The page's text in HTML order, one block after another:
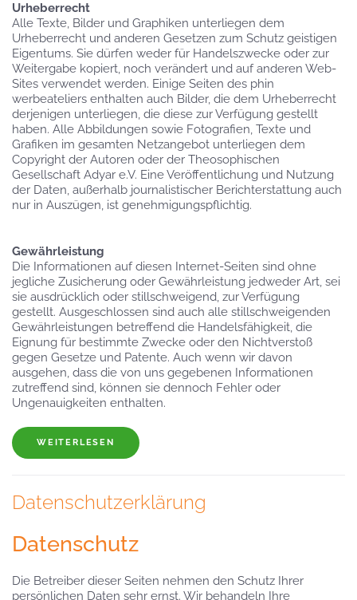
Urheberrecht
Alle Texte, Bilder und Graphiken unterliegen dem
Urheberrecht und anderen Gesetzen zum Schutz geistigen
Eigentums. Sie dürfen weder für Handelszwecke oder zur
Weitergabe kopiert, noch verändert und auf anderen Web-
Sites verwendet werden. Einige Seiten des phin
werbeateliers enthalten auch Bilder, die dem Urheberrecht
derjenigen unterliegen, die diese zur Verfügung gestellt
haben. Alle Abbildungen sowie Fotografien, Texte und
Grafiken im gesamten Netzangebot unterliegen dem
Copyright der Autoren oder der Theosophischen
Gesellschaft Adyar e.V. Eine Veröffentlichung und Nutzung
der Daten, außerhalb journalistischer Berichterstattung auch
nur in Auszügen, ist genehmigungspflichtig.
Gewährleistung
Die Informationen auf diesen Internet-Seiten sind ohne
jegliche Zusicherung oder Gewährleistung jedweder Art, sei
sie ausdrücklich oder stillschweigend, zur Verfügung
gestellt. Ausgeschlossen sind auch alle stillschweigenden
Gewährleistungen betreffend die Handelsfähigkeit, die
Eignung für bestimmte Zwecke oder den Nichtverstoß
gegen Gesetze und Patente. Auch wenn wir davon
ausgehen, dass die von uns gegebenen Informationen
zutreffend sind, können sie dennoch Fehler oder
Ungenauigkeiten enthalten.
WEITERLESEN
Datenschutzerklärung
Datenschutz
Die Betreiber dieser Seiten nehmen den Schutz Ihrer
persönlichen Daten sehr ernst. Wir behandeln Ihre